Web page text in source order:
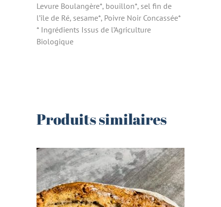
Levure Boulangère*, bouillon*, sel fin de
l’île de Ré, sesame*, Poivre Noir Concassée*
* Ingrédients Issus de l’Agriculture
Biologique
Produits similaires